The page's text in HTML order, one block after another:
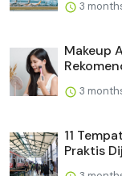
3
Makeup
3
11
Praktis